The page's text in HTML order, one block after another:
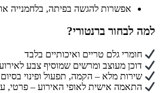
אפשרות להגשה בפיתה, בלחמנייה או
לבחור ברנטורי?
חומרי גלם טריים ואיכותיים בלבד
דוכן מעוצב ומרשים שמוסיף צבע לאירוע
שירות מלא – הקמה, תפעול ופינוי בסיום
התאמה אישית לאופי האירוע – פרטי,